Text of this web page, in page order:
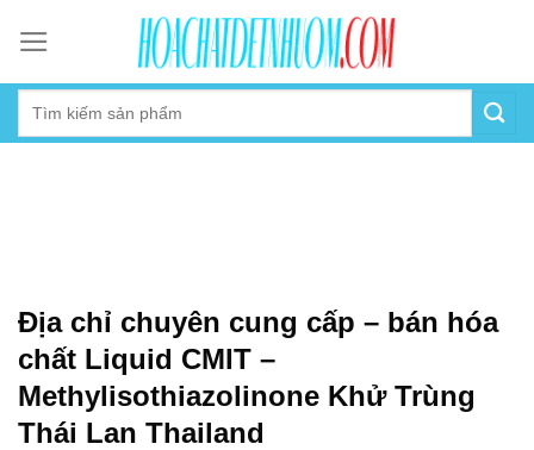
content
Địa chỉ chuyên cung cấp – bán hóa
chất Liquid CMIT –
Methylisothiazolinone Khử Trùng
Thái Lan Thailand